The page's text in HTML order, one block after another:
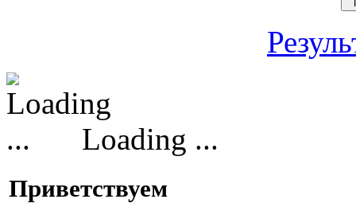
Loading ...
Приветствуем